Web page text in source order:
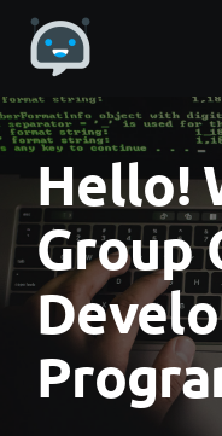
Skip
content
Home
About Me
Projects
DevLog
Hello!
Group